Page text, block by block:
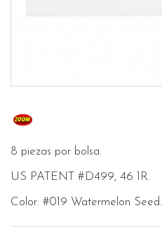
8 piezas por bolsa.
US PATENT #D499, 46 1R.
Color: #019 Watermelon Seed.